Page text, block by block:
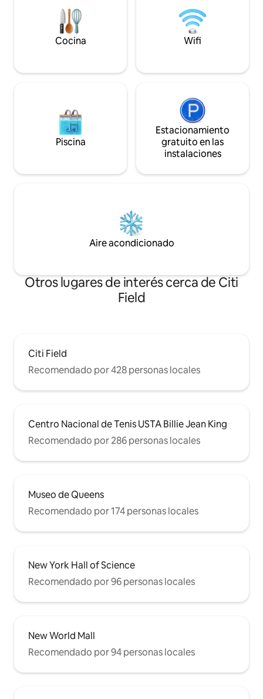
Cocina privada, con patio. Está
terminantemente prohibido celebrar
fiestas, reuniones o tomar fotografías.
Prohibido fumar y consumir drogas. El
Cocina Wifi
Piscina
Estacionamiento
gratuito en las
instalaciones
Aire acondicionado
Otros lugares de interés cerca de Citi
Field
Citi Field
Recomendado por 428 personas locales
Centro Nacional de Tenis USTA Billie Jean King
Recomendado por 286 personas locales
Museo de Queens
Recomendado por 174 personas locales
New York Hall of Science
Recomendado por 96 personas locales
New World Mall
Recomendado por 94 personas locales